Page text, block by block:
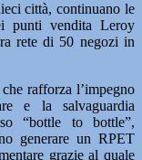
città, continuano le
punti vendita Leroy
rete di 50 negozi in
rafforza l’impegno
e la salvaguardia
“bottle to bottle”,
generare un RPET
grazie al quale